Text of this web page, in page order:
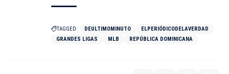
TAGGED: DEULTIMOMINUTO
ELPERIÓDICODELAVERDAD
GRANDES LIGAS
MLB REPÚBLICA DOMINICANA